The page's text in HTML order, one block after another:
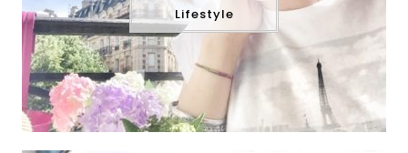
Lifestyle